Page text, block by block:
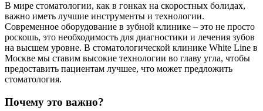
В мире стоматологии, как в гонках на скоростных болидах,
важно иметь лучшие инструменты и технологии.
Современное оборудование в зубной клинике – это не просто
роскошь, это необходимость для диагностики и лечения зубов
на высшем уровне. В стоматологической клинике White Line в
Москве мы ставим высокие технологии во главу угла, чтобы
предоставить пациентам лучшее, что может предложить
стоматология.
Почему это важно?